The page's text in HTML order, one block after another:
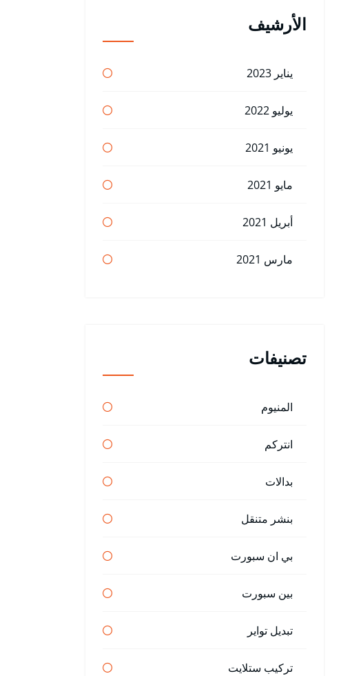
الأرشيف
يناير 2023
يوليو 2022
يونيو 2021
مايو 2021
أبريل 2021
مارس 2021
تصنيفات
المنيوم
انتركم
بدالات
بنشر متنقل
بي ان سبورت
بين سبورت
تبديل تواير
تركيب ستلايت